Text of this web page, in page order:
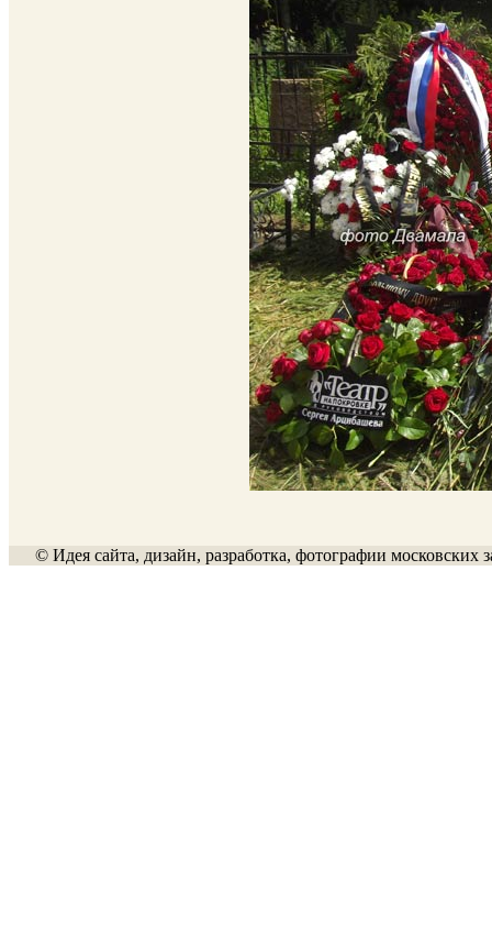
© Идея сайта, дизайн, разработка, фотографии московских